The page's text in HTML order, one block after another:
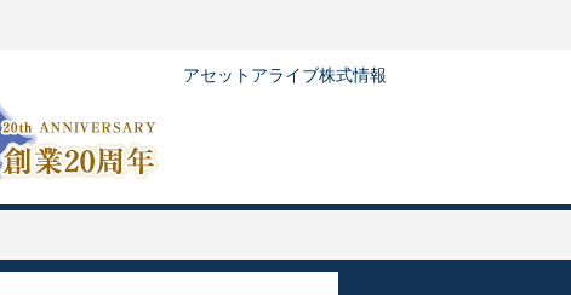
アセットアライブ株式情報